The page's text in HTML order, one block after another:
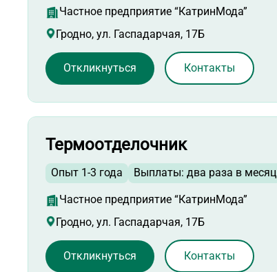
Частное предприятие “КатринМода”
Гродно, ул. Гаспадарчая, 17Б
Откликнуться Контакты
Термоотделочник
Опыт 1-3 года Выплаты: два раза в месяц
Частное предприятие “КатринМода”
Гродно, ул. Гаспадарчая, 17Б
Откликнуться Контакты